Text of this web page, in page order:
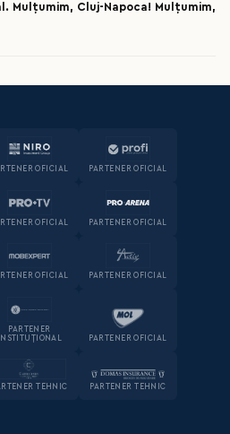
Mulțumim, Cluj-Napoca! Mulțumim,
OFICIAL PARTENER OFICIAL
OFICIAL PARTENER OFICIAL
OFICIAL PARTENER OFICIAL
PARTENER
INSTITUȚIONAL
PARTENER OFICIAL
TEHNIC PARTENER TEHNIC